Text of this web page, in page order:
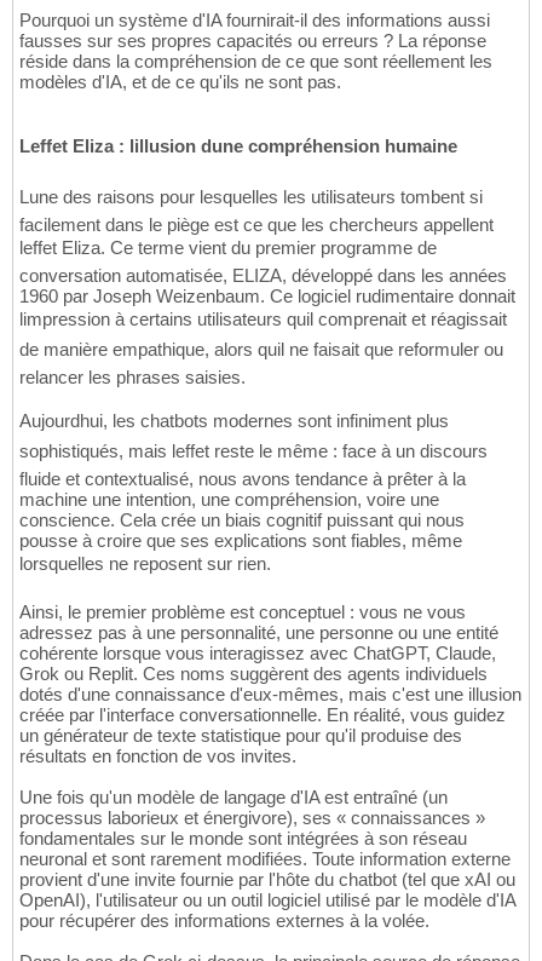
Pourquoi un système d'IA fournirait-il des informations aussi
fausses sur ses propres capacités ou erreurs ? La réponse
réside dans la compréhension de ce que sont réellement les
modèles d'IA, et de ce qu'ils ne sont pas.
Leffet Eliza : lillusion dune compréhension humaine
Lune des raisons pour lesquelles les utilisateurs tombent si
facilement dans le piège est ce que les chercheurs appellent
leffet Eliza. Ce terme vient du premier programme de
conversation automatisée, ELIZA, développé dans les années
1960 par Joseph Weizenbaum. Ce logiciel rudimentaire donnait
limpression à certains utilisateurs quil comprenait et réagissait
de manière empathique, alors quil ne faisait que reformuler ou
relancer les phrases saisies.
Aujourdhui, les chatbots modernes sont infiniment plus
sophistiqués, mais leffet reste le même : face à un discours
fluide et contextualisé, nous avons tendance à prêter à la
machine une intention, une compréhension, voire une
conscience. Cela crée un biais cognitif puissant qui nous
pousse à croire que ses explications sont fiables, même
lorsquelles ne reposent sur rien.
Ainsi, le premier problème est conceptuel : vous ne vous
adressez pas à une personnalité, une personne ou une entité
cohérente lorsque vous interagissez avec ChatGPT, Claude,
Grok ou Replit. Ces noms suggèrent des agents individuels
dotés d'une connaissance d'eux-mêmes, mais c'est une illusion
créée par l'interface conversationnelle. En réalité, vous guidez
un générateur de texte statistique pour qu'il produise des
résultats en fonction de vos invites.
Une fois qu'un modèle de langage d'IA est entraîné (un
processus laborieux et énergivore), ses « connaissances »
fondamentales sur le monde sont intégrées à son réseau
neuronal et sont rarement modifiées. Toute information externe
provient d'une invite fournie par l'hôte du chatbot (tel que xAI ou
OpenAI), l'utilisateur ou un outil logiciel utilisé par le modèle d'IA
pour récupérer des informations externes à la volée.